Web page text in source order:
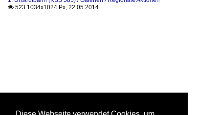
 523 1034x1024 Px, 22.05.2014